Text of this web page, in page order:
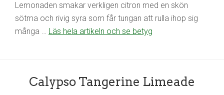
Lemonaden smakar verkligen citron med en skön
sötma och rivig syra som får tungan att rulla ihop sig
många … Läs hela artikeln och se betyg
Calypso Tangerine Limeade